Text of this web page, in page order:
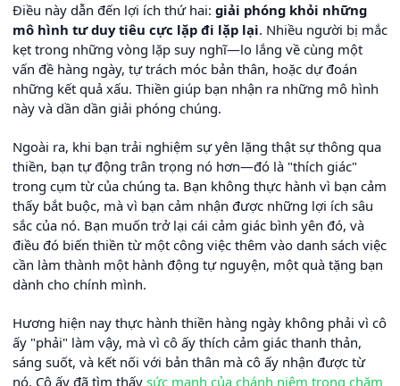
Điều này dẫn đến lợi ích thứ hai: giải phóng khỏi những
mô hình tư duy tiêu cực lặp đi lặp lại. Nhiều người bị mắc
kẹt trong những vòng lặp suy nghĩ—lo lắng về cùng một
vấn đề hàng ngày, tự trách móc bản thân, hoặc dự đoán
những kết quả xấu. Thiền giúp bạn nhận ra những mô hình
này và dần dần giải phóng chúng.
Ngoài ra, khi bạn trải nghiệm sự yên lặng thật sự thông qua
thiền, bạn tự động trân trọng nó hơn—đó là "thích giác"
trong cụm từ của chúng ta. Bạn không thực hành vì bạn cảm
thấy bắt buộc, mà vì bạn cảm nhận được những lợi ích sâu
sắc của nó. Bạn muốn trở lại cái cảm giác bình yên đó, và
điều đó biến thiền từ một công việc thêm vào danh sách việc
cần làm thành một hành động tự nguyện, một quà tặng bạn
dành cho chính mình.
Hương hiện nay thực hành thiền hàng ngày không phải vì cô
ấy "phải" làm vậy, mà vì cô ấy thích cảm giác thanh thản,
sáng suốt, và kết nối với bản thân mà cô ấy nhận được từ
nó. Cô ấy đã tìm thấy sức mạnh của chánh niệm trong chăm